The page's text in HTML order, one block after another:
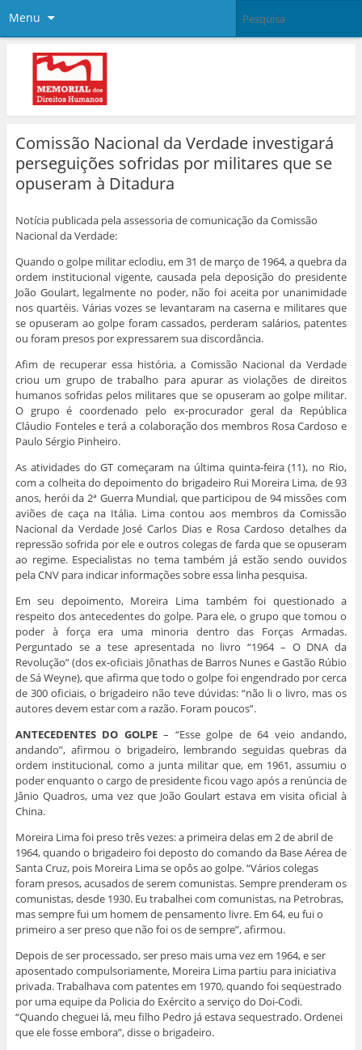
Menu
Comissão Nacional da Verdade investigará
perseguições sofridas por militares que se
opuseram à Ditadura
Notícia publicada pela assessoria de comunicação da Comissão
Nacional da Verdade:
Quando o golpe militar eclodiu, em 31 de março de 1964, a quebra da
ordem institucional vigente, causada pela deposição do presidente
João Goulart, legalmente no poder, não foi aceita por unanimidade
nos quartéis. Várias vozes se levantaram na caserna e militares que
se opuseram ao golpe foram cassados, perderam salários, patentes
ou foram presos por expressarem sua discordância.
Afim de recuperar essa história, a Comissão Nacional da Verdade
criou um grupo de trabalho para apurar as violações de direitos
humanos sofridas pelos militares que se opuseram ao golpe militar.
O grupo é coordenado pelo ex-procurador geral da República
Cláudio Fonteles e terá a colaboração dos membros Rosa Cardoso e
Paulo Sérgio Pinheiro.
As atividades do GT começaram na última quinta-feira (11), no Rio,
com a colheita do depoimento do brigadeiro Rui Moreira Lima, de 93
anos, herói da 2ª Guerra Mundial, que participou de 94 missões com
aviões de caça na Itália. Lima contou aos membros da Comissão
Nacional da Verdade José Carlos Dias e Rosa Cardoso detalhes da
repressão sofrida por ele e outros colegas de farda que se opuseram
ao regime. Especialistas no tema também já estão sendo ouvidos
pela CNV para indicar informações sobre essa linha pesquisa.
Em seu depoimento, Moreira Lima também foi questionado a
respeito dos antecedentes do golpe. Para ele, o grupo que tomou o
poder à força era uma minoria dentro das Forças Armadas.
Perguntado se a tese apresentada no livro “1964 – O DNA da
Revolução” (dos ex-oficiais Jônathas de Barros Nunes e Gastão Rúbio
de Sá Weyne), que afirma que todo o golpe foi engendrado por cerca
de 300 oficiais, o brigadeiro não teve dúvidas: “não li o livro, mas os
autores devem estar com a razão. Foram poucos”.
ANTECEDENTES DO GOLPE– “Esse golpe de 64 veio andando,
andando”, afirmou o brigadeiro, lembrando seguidas quebras da
ordem institucional, como a junta militar que, em 1961, assumiu o
poder enquanto o cargo de presidente ficou vago após a renúncia de
Jânio Quadros, uma vez que João Goulart estava em visita oficial à
China.
Moreira Lima foi preso três vezes: a primeira delas em 2 de abril de
1964, quando o brigadeiro foi deposto do comando da Base Aérea de
Santa Cruz, pois Moreira Lima se opôs ao golpe. “Vários colegas
foram presos, acusados de serem comunistas. Sempre prenderam os
comunistas, desde 1930. Eu trabalhei com comunistas, na Petrobras,
mas sempre fui um homem de pensamento livre. Em 64, eu fui o
primeiro a ser preso que não foi os de sempre”, afirmou.
Depois de ser processado, ser preso mais uma vez em 1964, e ser
aposentado compulsoriamente, Moreira Lima partiu para iniciativa
privada. Trabalhava com patentes em 1970, quando foi seqüestrado
por uma equipe da Policia do Exército a serviço do Doi-Codi.
“Quando cheguei lá, meu filho Pedro já estava sequestrado. Ordenei
que ele fosse embora”, disse o brigadeiro.